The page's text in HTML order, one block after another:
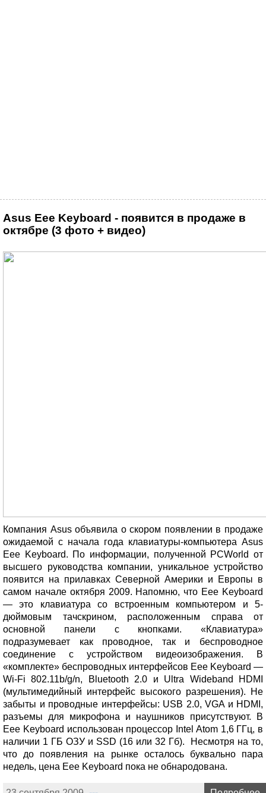
Asus Eee Keyboard - появится в продаже в
октябре (3 фото + видео)
Компания Asus объявила о скором появлении в продаже
ожидаемой с начала года клавиатуры-компьютера Asus
Eee Keyboard. По информации, полученной PCWorld от
высшего руководства компании, уникальное устройство
появится на прилавках Северной Америки и Европы в
самом начале октября 2009. Напомню, что Eee Keyboard
— это клавиатура со встроенным компьютером и 5-
дюймовым тачскрином, расположенным справа от
основной панели с кнопками. «Клавиатура»
подразумевает как проводное, так и беспроводное
соединение с устройством видеоизображения. В
«комплекте» беспроводных интерфейсов Eee Keyboard —
Wi-Fi 802.11b/g/n, Bluetooth 2.0 и Ultra Wideband HDMI
(мультимедийный интерфейс высокого разрешения). Не
забыты и проводные интерфейсы: USB 2.0, VGA и HDMI,
разъемы для микрофона и наушников присутствуют. В
Eee Keyboard использован процессор Intel Atom 1,6 ГГц, в
наличии 1 ГБ ОЗУ и SSD (16 или 32 Гб). Несмотря на то,
что до появления на рынке осталось буквально пара
недель, цена Eee Keyboard пока не обнародована.